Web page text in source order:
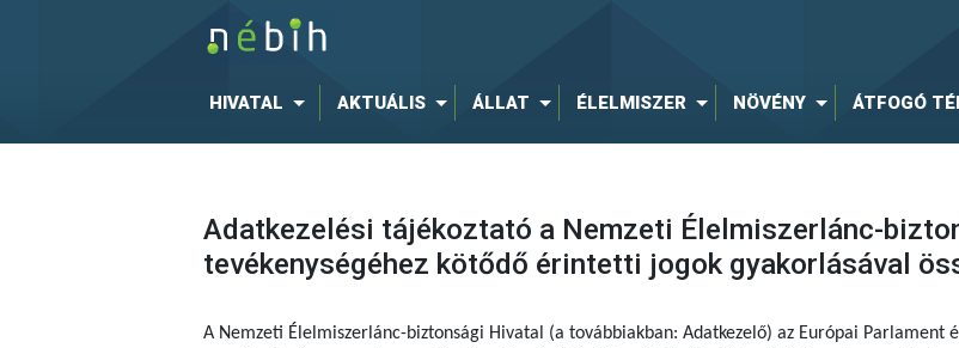
HIVATAL AKTUÁLIS ÁLLAT ÉLELMISZER NÖVÉNY ÁTFOGÓ
Adatkezelési tájékoztató a Nemzeti Élelmiszerlánc-
tevékenységéhez kötődő érintetti jogok gyakorlásával
A Nemzeti Élelmiszerlánc-biztonsági Hivatal (a továbbiakban: Adatkezelő) az Európai Parlament